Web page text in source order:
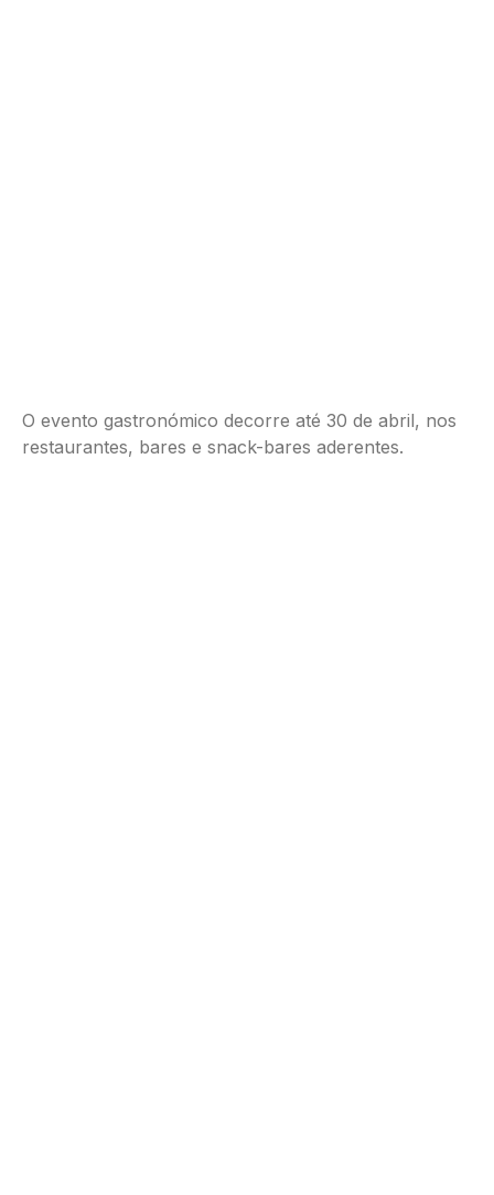
O evento gastronómico decorre até 30 de abril, nos
restaurantes, bares e snack-bares aderentes.